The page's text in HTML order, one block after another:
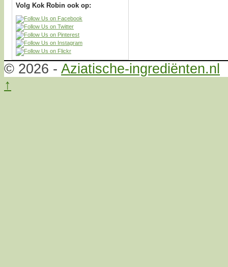
Volg Kok Robin ook op:
© 2026 - Aziatische-ingrediënten.nl
↑